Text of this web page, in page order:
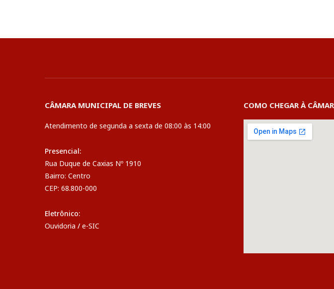
CÂMARA MUNICIPAL DE BREVES
Atendimento de segunda a sexta de 08:00 às 14:00
Presencial:
Rua Duque de Caxias Nº 1910
Bairro: Centro
CEP: 68.800-000
Eletrônico:
Ouvidoria / e-SIC
COMO CHEGAR À